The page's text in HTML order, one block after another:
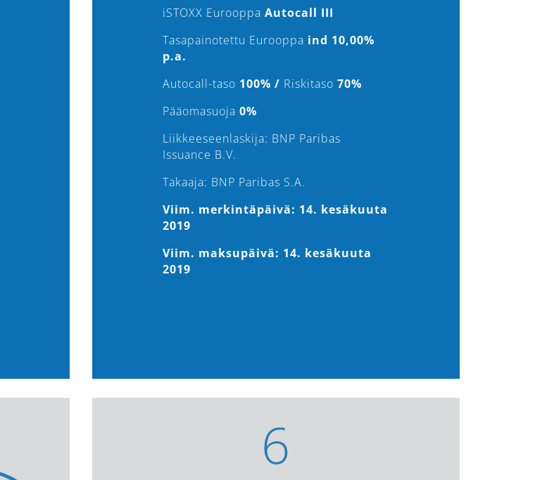
iSTOXX EurooppaAutocall III
Tasapainotettu Eurooppa ind 10,00%
p.a.
Autocall-taso 100% / Riskitaso 70%
Pääomasuoja 0%
Liikkeeseenlaskija: BNP Paribas
Issuance B.V.
Takaaja: BNP Paribas S.A.
Viim. merkintäpäivä: 14. kesäkuuta
2019
Viim. maksupäivä: 14. kesäkuuta
2019
6